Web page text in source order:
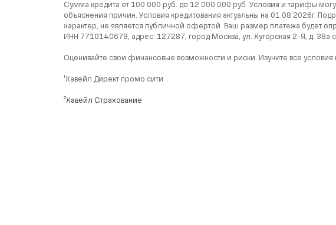
Сумма кредита от 100 000 руб. до 12 000 000 руб. Условия и тарифы
объяснения причин. Условия кредитования актуальны на 01.08.2026г.
характер, не является публичной офертой. Ваш размер платежа будет
ИНН 7710140679, адрес: 127287, город Москва, ул. Хуторская 2-Я, д. 38а
Оценивайте свои финансовые возможности и риски. Изучите все
¹Хавейл Директ промо сити
²Хавейл Страхование